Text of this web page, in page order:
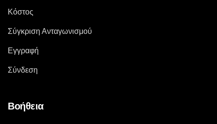
Κόστος
Σύγκριση Ανταγωνισμού
Εγγραφή
Σύνδεση
Βοήθεια